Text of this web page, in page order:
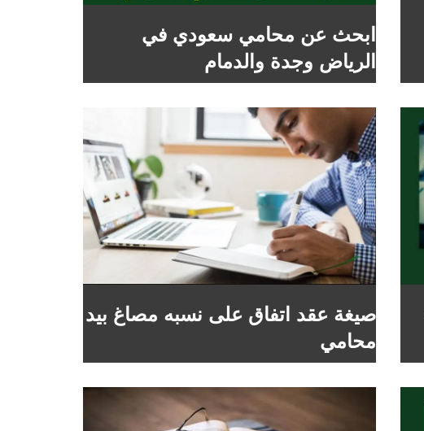
ابحث عن محامي سعودي في
الرياض وجدة والدمام
صيغة عقد اتفاق على نسبه مصاغ بيد
محامي